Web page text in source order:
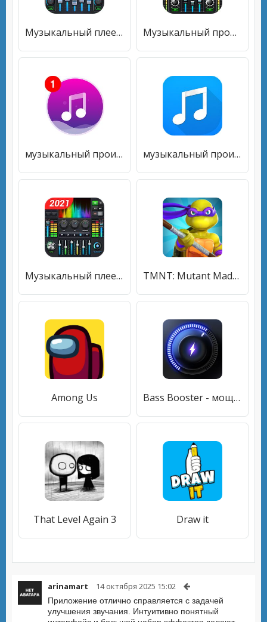
Музыкальный плеер-10-полосный эквалайзер MP3-плеер Музыкальный проигрыватель - 10-полосный эквалайзер
музыкальный проигрыватель музыкальный проигрыватель
Музыкальный плеер- MP3-плеер10-полосный эквалайзер TMNT: Mutant Madness
Among Us Bass Booster - мощный музыки
That Level Again 3 Draw it
arinamart 14 октября 2025 15:02
Приложение отлично справляется с задачей
улучшения звучания. Интуитивно понятный